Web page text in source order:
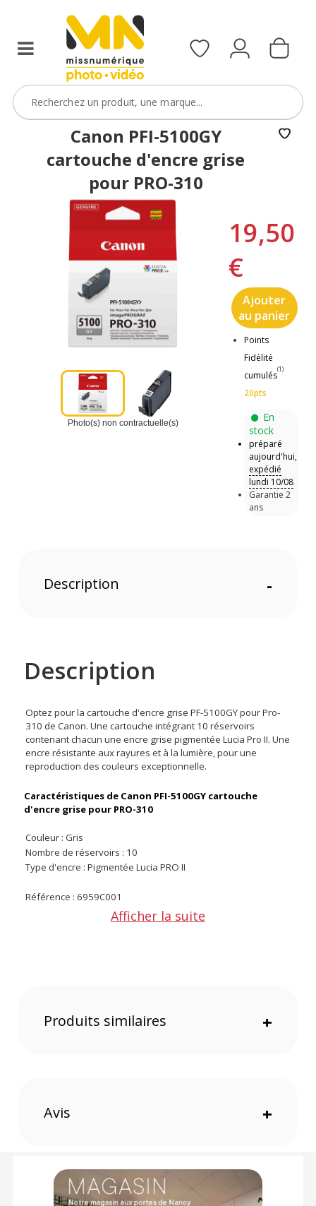
Canon PFI-5100GY
cartouche d'encre grise
pour PRO-310
Photo(s) non contractuelle(s)
19,50
€
Ajouter
au panier
Points
Fidélité
cumulés
(1)
20pts
En
stock
préparé
aujourd'hui,
expédié
lundi 10/08
Garantie 2
ans
Description -
Description
Optez pour la cartouche d'encre grise PF-5100GY pour Pro-
310 de Canon. Une cartouche intégrant 10 réservoirs
contenant chacun une encre grise pigmentée Lucia Pro II. Une
encre résistante aux rayures et à la lumière, pour une
reproduction des couleurs exceptionnelle.
Caractéristiques de Canon PFI-5100GY cartouche
d'encre grise pour PRO-310
Couleur : Gris
Nombre de réservoirs : 10
Type d'encre : Pigmentée Lucia PRO II
Référence : 6959C001
Compatibilité : imagePROGRAF PRO-310
Code EAN Canon PFI-5100GY cartouche d'encre grise pour
panier.
Afficher la suite
Produits similaires +
Avis +